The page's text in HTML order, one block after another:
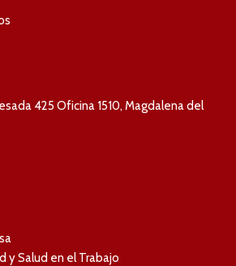
425 Oficina 1510, Magdalena del
y Salud en el Trabajo